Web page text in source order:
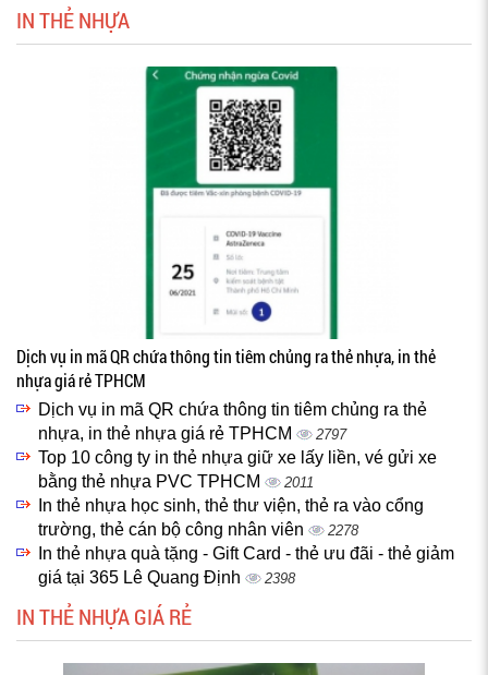
IN THẺ NHỰA
Dịch vụ in mã QR chứa thông tin tiêm chủng ra thẻ nhựa, in thẻ
nhựa giá rẻ TPHCM
Dịch vụ in mã QR chứa thông tin tiêm chủng ra thẻ
nhựa, in thẻ nhựa giá rẻ TPHCM
2797
Top 10 công ty in thẻ nhựa giữ xe lấy liền, vé gửi xe
bằng thẻ nhựa PVC TPHCM
2011
In thẻ nhựa học sinh, thẻ thư viện, thẻ ra vào cổng
trường, thẻ cán bộ công nhân viên
2278
In thẻ nhựa quà tặng - Gift Card - thẻ ưu đãi - thẻ giảm
giá tại 365 Lê Quang Định
2398
IN THẺ NHỰA GIÁ RẺ